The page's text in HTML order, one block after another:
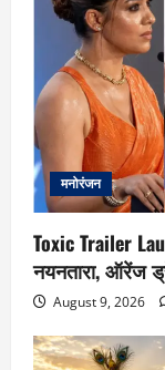
मनोरंजन
Toxic Trailer
नयनतारा, ऑरेंज
August 9, 2026